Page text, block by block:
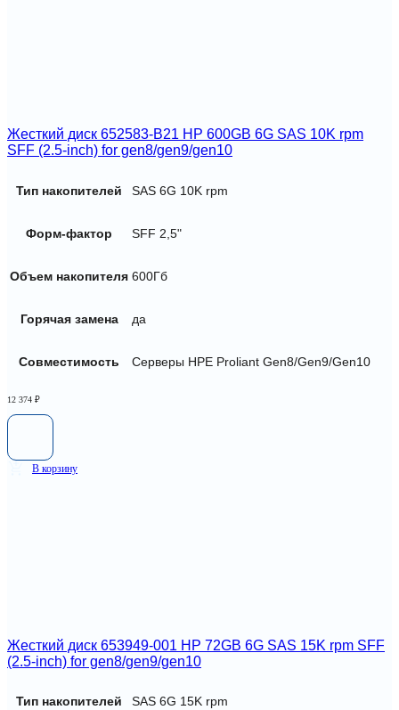
Жесткий диск 652583-B21 HP 600GB 6G SAS 10K rpm
SFF (2.5-inch) for gen8/gen9/gen10
Тип накопителей SAS 6G 10K rpm
Форм-фактор SFF 2,5"
Объем накопителя 600Гб
Горячая замена да
Совместимость Серверы HPE Proliant Gen8/Gen9/Gen10
12 374 ₽
В корзину
Жесткий диск 653949-001 HP 72GB 6G SAS 15K rpm SFF
(2.5-inch) for gen8/gen9/gen10
Тип накопителей SAS 6G 15K rpm